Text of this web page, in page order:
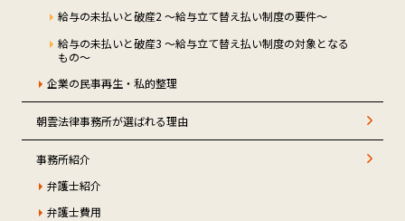
給与の未払いと破産2 ～給与立て替え払い制度の要件～
給与の未払いと破産3 ～給与立て替え払い制度の対象となる
もの～
企業の民事再生・私的整理
朝雲法律事務所が選ばれる理由
事務所紹介
弁護士紹介
弁護士費用